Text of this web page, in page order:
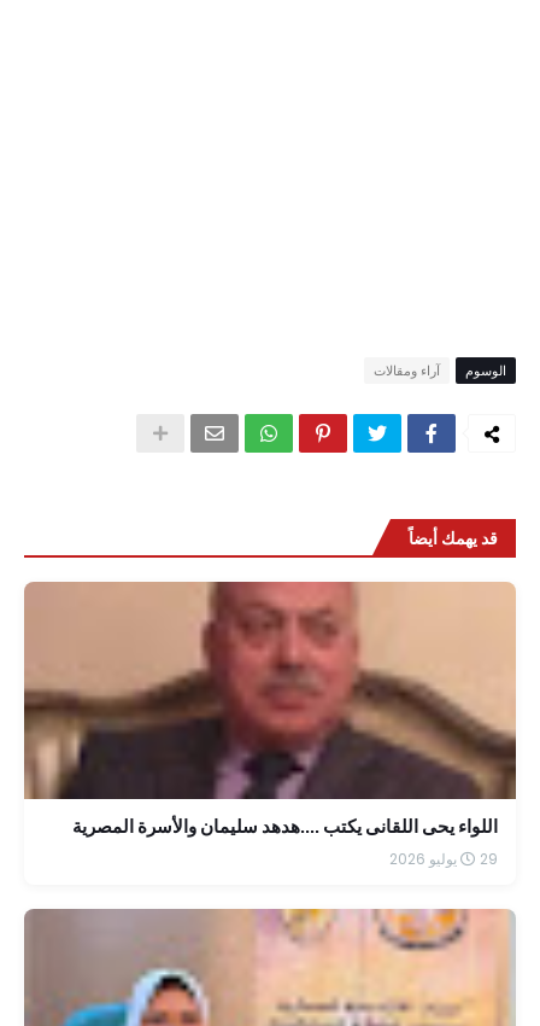
الوسوم آراء ومقالات
قد يهمك أيضاً
اللواء يحى اللقانى يكتب ....هدهد سليمان والأسرة المصرية
29 يوليو 2026